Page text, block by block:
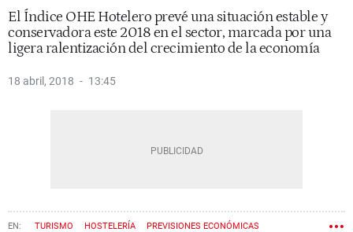
El Índice OHE Hotelero prevé una situación estable y
conservadora este 2018 en el sector, marcada por una
ligera ralentización del crecimiento de la economía
18 abril, 2018 13:45
TURISMO HOSTELERÍA PREVISIONES ECONÓMICAS